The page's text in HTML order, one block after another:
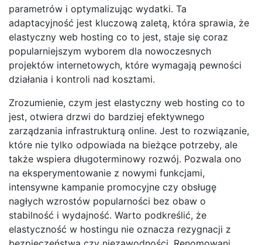
parametrów i optymalizując wydatki. Ta
adaptacyjność jest kluczową zaletą, która sprawia, że
elastyczny web hosting co to jest, staje się coraz
popularniejszym wyborem dla nowoczesnych
projektów internetowych, które wymagają pewności
działania i kontroli nad kosztami.
Zrozumienie, czym jest elastyczny web hosting co to
jest, otwiera drzwi do bardziej efektywnego
zarządzania infrastrukturą online. Jest to rozwiązanie,
które nie tylko odpowiada na bieżące potrzeby, ale
także wspiera długoterminowy rozwój. Pozwala ono
na eksperymentowanie z nowymi funkcjami,
intensywne kampanie promocyjne czy obsługę
nagłych wzrostów popularności bez obaw o
stabilność i wydajność. Warto podkreślić, że
elastyczność w hostingu nie oznacza rezygnacji z